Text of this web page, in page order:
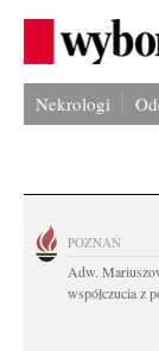
Nekrologi
POZNAŃ
Adw.
współczucia z